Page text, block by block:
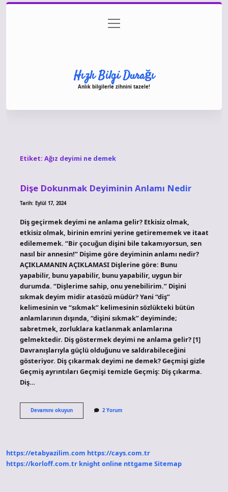
Gizlilik Politikası
menüyü
aç
Hızlı Bilgi Durağı
Anlık bilgilerle zihnini tazele!
Etiket: Ağız deyimi ne demek
Dişe Dokunmak Deyiminin Anlamı Nedir
Tarih: Eylül 17, 2024
Diş geçirmek deyimi ne anlama gelir? Etkisiz olmak,
etkisiz olmak, birinin emrini yerine getirememek ve itaat
edilememek. “Bir çocuğun dişini bile takamıyorsun, sen
nasıl bir annesin!” Dişime göre deyiminin anlamı nedir?
AÇIKLAMANIN AÇIKLAMASI Dişlerine göre: Bunu
yapabilir, bunu yapabilir, bunu yapabilir, uygun bir
durumda. “Dişlerime sahip, onu yenebilirim.” Dişini
sıkmak deyim midir atasözü müdür? Yani “diş”
kelimesinin ve “sıkmak” kelimesinin sözlükteki bütün
anlamlarının dışında, “dişini sıkmak” deyiminde;
sabretmek, zorluklara katlanmak anlamlarına
gelmektedir. Diş göstermek deyimi ne anlama gelir? [1]
Davranışlarıyla güçlü olduğunu ve saldırabileceğini
gösteriyor. Diş çıkarmak deyimi ne demek? Geçmişi gizle
Geçmiş ayrıntıları Geçmişi temizle Geçmiş: Diş çıkarma.
Diş…
Devamını okuyunDişe
Dokunmak
2 Yorum
https://etabyazilim.com https://cays.com.tr
https://korloff.com.tr knight online nttgame Sitemap